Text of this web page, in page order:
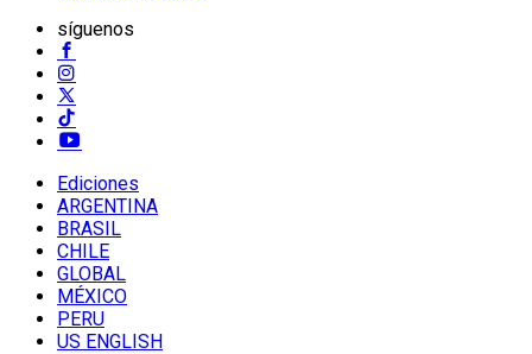
síguenos
Ediciones
ARGENTINA
BRASIL
CHILE
GLOBAL
MÉXICO
PERU
US ENGLISH